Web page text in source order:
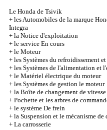
Le Honda de Tsivik
+ les Automobiles de la marque
Integra
+ la Notice d'exploitation
+ le service En cours
+ le Moteur
+ les Systèmes du refroidissement
+ les Systèmes de l'alimentation et
+ le Matériel électrique du moteur
+ les Systèmes de gestion le moteur
+ la Boîte de changement de vitesse
+ Pochette et les arbres de
+ le système De frein
+ la Suspension et le mécanisme
+ La carrosserie